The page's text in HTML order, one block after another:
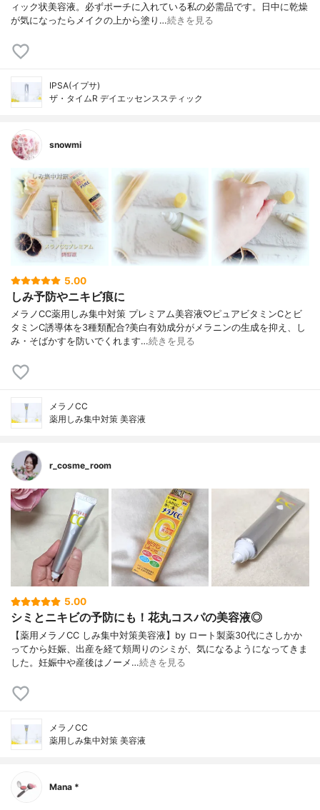
ィック状美容液。必ずポーチに入れている私の必需品です。日中に乾燥
が気になったらメイクの上から塗り…続きを見る
IPSA(イプサ)
ザ・タイムR デイエッセンススティック
snowmi
5.00
しみ予防やニキビ痕に
メラノCC薬用しみ集中対策 プレミアム美容液♡ピュアビタミンCとビ
タミンC誘導体を3種類配合?美白有効成分がメラニンの生成を抑え、し
み・そばかすを防いでくれます…続きを見る
メラノCC
薬用しみ集中対策 美容液
r_cosme_room
5.00
シミとニキビの予防にも！花丸コスパの美容液◎
【薬用メラノCC しみ集中対策美容液】by ロート製薬30代にさしかか
ってから妊娠、出産を経て頬周りのシミが、気になるようになってきま
した。妊娠中や産後はノーメ…続きを見る
メラノCC
薬用しみ集中対策 美容液
Mana *